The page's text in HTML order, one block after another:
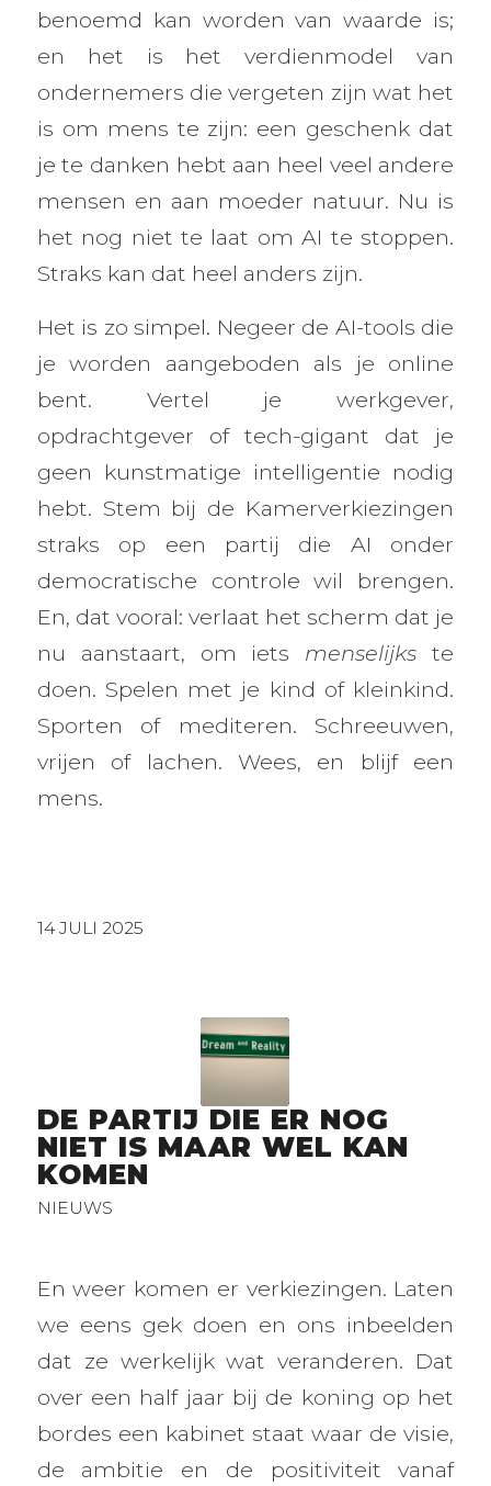
benoemd kan worden van waarde is;
en het is het verdienmodel van
ondernemers die vergeten zijn wat het
is om mens te zijn: een geschenk dat
je te danken hebt aan heel veel andere
mensen en aan moeder natuur. Nu is
het nog niet te laat om AI te stoppen.
Straks kan dat heel anders zijn.
Het is zo simpel. Negeer de AI-tools die
je worden aangeboden als je online
bent. Vertel je werkgever,
opdrachtgever of tech-gigant dat je
geen kunstmatige intelligentie nodig
hebt. Stem bij de Kamerverkiezingen
straks op een partij die AI onder
democratische controle wil brengen.
En, dat vooral: verlaat het scherm dat je
nu aanstaart, om iets menselijkste
doen. Spelen met je kind of kleinkind.
Sporten of mediteren. Schreeuwen,
vrijen of lachen. Wees, en blijf een
mens.
14 JULI 2025
DE PARTIJ DIE ER NOG
NIET IS MAAR WEL KAN
KOMEN
NIEUWS
En weer komen er verkiezingen. Laten
we eens gek doen en ons inbeelden
dat ze werkelijk wat veranderen. Dat
over een half jaar bij de koning op het
bordes een kabinet staat waar de visie,
de ambitie en de positiviteit vanaf